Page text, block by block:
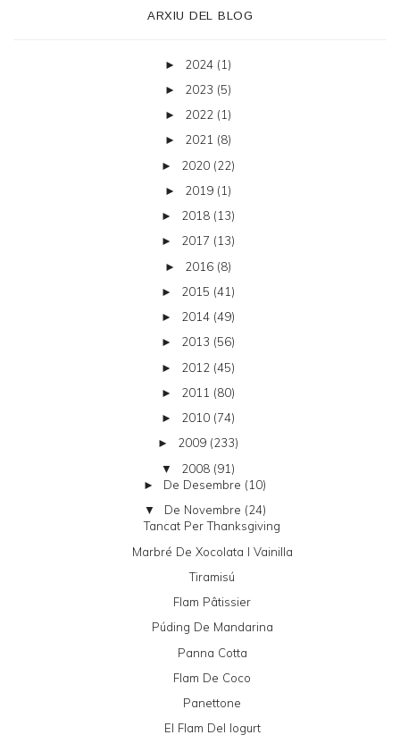
ARXIU DEL BLOG
► 2024 (1)
► 2023 (5)
► 2022 (1)
► 2021 (8)
► 2020 (22)
► 2019 (1)
► 2018 (13)
► 2017 (13)
► 2016 (8)
► 2015 (41)
► 2014 (49)
► 2013 (56)
► 2012 (45)
► 2011 (80)
► 2010 (74)
► 2009 (233)
▼ 2008 (91)
► De Desembre (10)
▼ De Novembre (24)
Tancat Per Thanksgiving
Marbré De Xocolata I Vainilla
Tiramisú
Flam Pâtissier
Púding De Mandarina
Panna Cotta
Flam De Coco
Panettone
El Flam Del Iogurt